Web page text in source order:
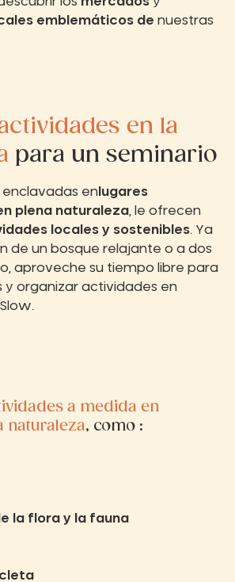
emblemáticos de nuestras
en la
para un seminario
enclavadas en lugares
plena naturaleza, le ofrecen
locales y sostenibles. Ya
de un bosque relajante o a dos
aproveche su tiempo libre para
y organizar actividades en
a medida en
naturaleza, como :
la flora y la fauna